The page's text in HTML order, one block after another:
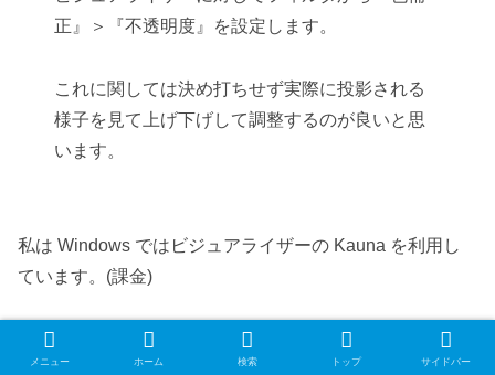
正』＞『不透明度』を設定します。
これに関しては決め打ちせず実際に投影される
様子を見て上げ下げして調整するのが良いと思
います。
私は Windows ではビジュアライザーの Kauna を利用し
ています。(課金)
メニュー ホーム 検索 トップ サイドバー